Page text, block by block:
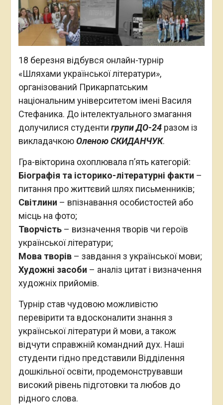
18 березня відбувся онлайн-турнір
«Шляхами української літератури»,
організований Прикарпатським
національним університетом імені Василя
Стефаника. До інтелектуального змагання
долучилися студенти групи ДО-24разом із
викладачкоюОленою СКИДАНЧУК.
Гра-вікторина охоплювала п’ять категорій:
Біографія та історико-літературні факти –
питання про життєвий шлях письменників;
Світлини – впізнавання особистостей або
місць на фото;
Творчість– визначення творів чи героїв
української літератури;
Мова творів– завдання з української мови;
Художні засоби – аналіз цитат і визначення
художніх прийомів.
Турнір став чудовою можливістю
перевірити та вдосконалити знання з
української літератури й мови, а також
відчути справжній командний дух. Наші
студенти гідно представили Відділення
дошкільної освіти, продемонструвавши
високий рівень підготовки та любов до
рідного слова.